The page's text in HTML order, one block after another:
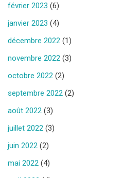
février 2023 (6)
janvier 2023 (4)
décembre 2022 (1)
novembre 2022 (3)
octobre 2022 (2)
septembre 2022 (2)
août 2022 (3)
juillet 2022 (3)
juin 2022 (2)
mai 2022 (4)